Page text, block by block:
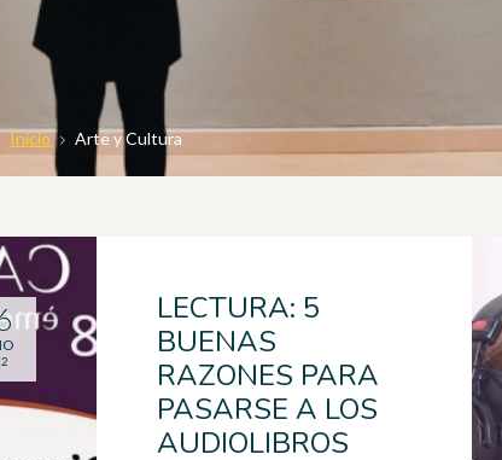
Inicio Arte y Cultura
LECTURA: 5
BUENAS
RAZONES PARA
PASARSE A LOS
AUDIOLIBROS